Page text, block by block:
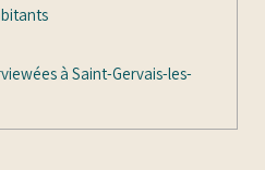
à Saint-Gervais-les-